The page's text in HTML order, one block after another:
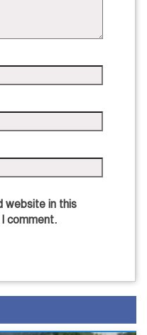
website in this
comment.